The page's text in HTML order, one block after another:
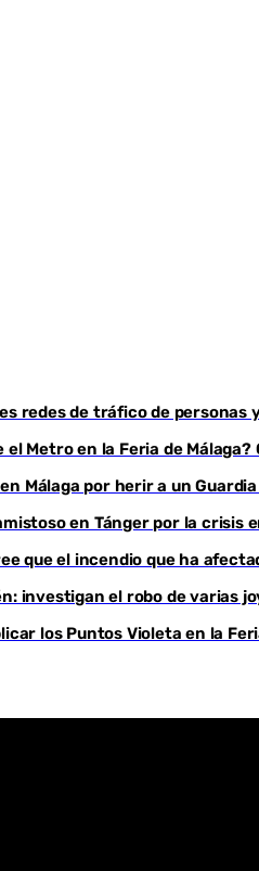
redes de tráfico de
el Metro en la Feria de
en Málaga por herir a un
en Tánger por la crisis
que el incendio que ha
investigan el robo de varias
los Puntos Violeta en la